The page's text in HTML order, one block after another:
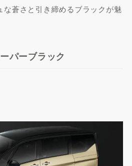
な蒼さと引き締めるブラックが魅
パーブラック